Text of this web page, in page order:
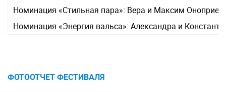
Номинация «Стильная пара»: Вера и Максим
Номинация «Энергия вальса»: Александра и
ФОТООТЧЕТ ФЕСТИВАЛЯ